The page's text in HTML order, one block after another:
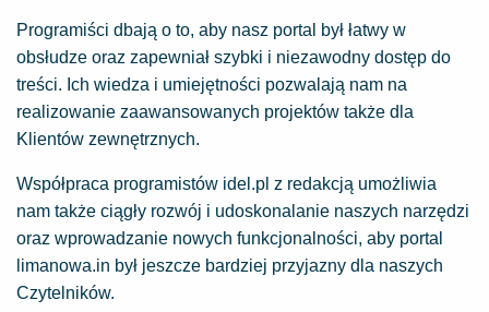
Programiści dbają o to, aby nasz portal był łatwy w
obsłudze oraz zapewniał szybki i niezawodny dostęp do
treści. Ich wiedza i umiejętności pozwalają nam na
realizowanie zaawansowanych projektów także dla
Klientów zewnętrznych.
Współpraca programistów idel.pl z redakcją umożliwia
nam także ciągły rozwój i udoskonalanie naszych narzędzi
oraz wprowadzanie nowych funkcjonalności, aby portal
limanowa.in był jeszcze bardziej przyjazny dla naszych
Czytelników.